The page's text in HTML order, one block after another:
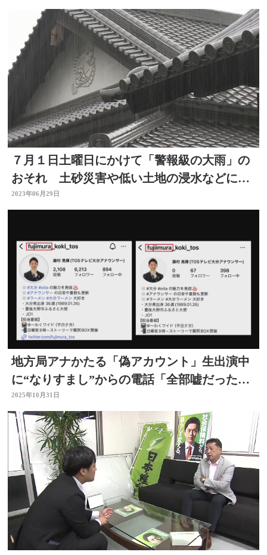
７月１日土曜日にかけて「警報級の大雨」の
おそれ 土砂災害や低い土地の浸水などに警
戒を
2023年06月29日
地方局アナかたる「偽アカウント」生出演中
に“なりすまし”からの電話「全部嘘だったん
だ」大分
2025年10月31日